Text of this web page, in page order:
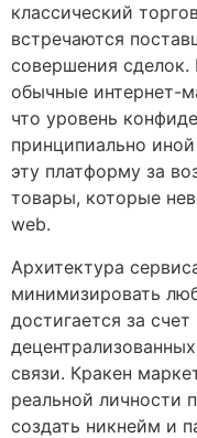
классический
встречаются
совершения
обычные интернет-
что уровень
принципиально
эту платформу за
товары, которые
web.
Архитектура
минимизировать
достигается за
связи. Кракен
реальной личности
создать никнейм и